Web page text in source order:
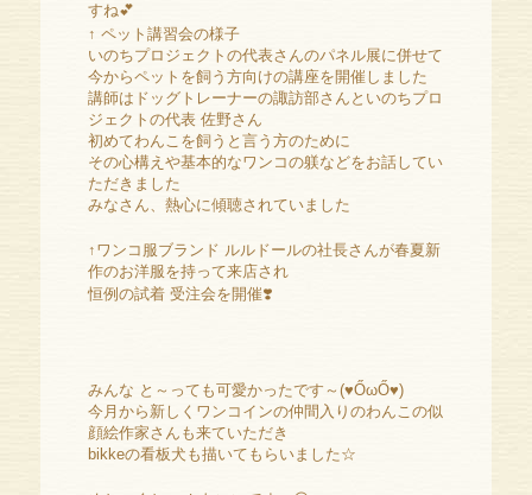
すね💕
↑ ペット講習会の様子
いのちプロジェクトの代表さんのパネル展に併せて
今からペットを飼う方向けの講座を開催しました
講師はドッグトレーナーの諏訪部さんといのちプロ
ジェクトの代表 佐野さん
初めてわんこを飼うと言う方のために
その心構えや基本的なワンコの躾などをお話してい
ただきました
みなさん、熱心に傾聴されていました
↑ワンコ服ブランド ルルドールの社長さんが春夏新
作のお洋服を持って来店され
恒例の試着 受注会を開催❣️
みんな と～っても可愛かったです～(♥ŐωŐ♥)
今月から新しくワンコインの仲間入りのわんこの似
顔絵作家さんも来ていただき
bikkeの看板犬も描いてもらいました☆